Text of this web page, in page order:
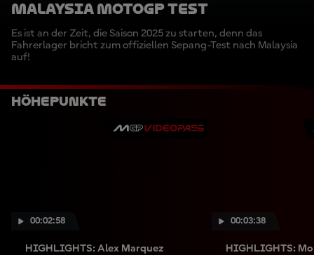
MALAYSIA MOTOGP TEST
Es ist an der Zeit, die Saison 2025 zu starten, denn das
Fahrerlager bricht zum offiziellen Sepang-Test nach Malaysia
auf!
Höhepunkte
00:02:58
HIGHLIGHTS: Alex Marquez
00:03:38
HIGHLIGHTS: